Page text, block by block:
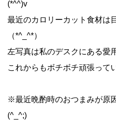
(*^^)v
最近のカロリーカット食材は
（*^_^*）
左写真は私のデスクにある愛
これからもボチボチ頑張って
※最近晩酌時のおつまみが原
(^_^;)